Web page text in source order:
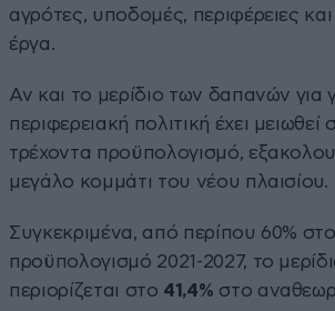
αγρότες, υποδομές, περιφέρειες
έργα.
Αν και το μερίδιο των δαπανών για
περιφερειακή πολιτική έχει
τρέχοντα προϋπολογισμό,
μεγάλο κομμάτι του νέου πλαισίου.
Συγκεκριμένα, από περίπου 60%
προϋπολογισμό 2021-2027, το
περιορίζεται στο 41,4% στο